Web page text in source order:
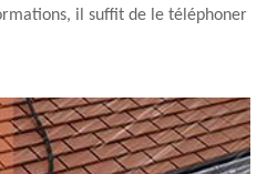
il suffit de le téléphoner